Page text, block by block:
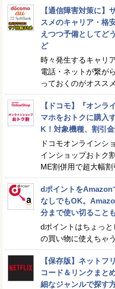
【通信障害対策に】
スメのキャリア・格
えつつ予備としてど
ど
時々発生するキャリ
電話・ネットが繋が
っておくのがオスス
【ドコモ】『オンラ
マホをおトクに購入
K！対象機種、割引
ドコモオンラインシ
インショップおトク
ME割併用で超大幅割
dポイントをAmazon
なしでもOK。
分まで使い切ること
dポイントはちょっ
の買い物に使えちゃう
【保存版】ネットフ
コード＆リンクまと
細なジャンルで探す